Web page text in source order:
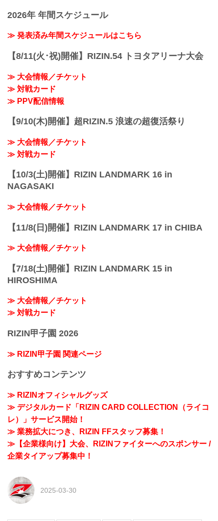
RIZIN.50のご観戦はPPVチケットをお買
さい。
- YouTube
youtu.be
終了予定時間
19:00〜20:00頃
あなぶきアリーナ...
2026年 年間スケジュール
≫ 発表済み年間スケジュールはこちら
【8/11(火･祝)開催】RIZIN.54 トヨタアリーナ大会
≫ 大会情報／チケット
≫ 対戦カード
≫ PPV配信情報
【9/10(木)開催】超RIZIN.5 浪速の超復活祭り
≫ 大会情報／チケット
≫ 対戦カード
【10/3(土)開催】RIZIN LANDMARK 16 in
NAGASAKI
≫ 大会情報／チケット
【11/8(日)開催】RIZIN LANDMARK 17 in CHIBA
≫ 大会情報／チケット
【7/18(土)開催】RIZIN LANDMARK 15 in
HIROSHIMA
≫ 大会情報／チケット
≫ 対戦カード
RIZIN甲子園 2026
≫ RIZIN甲子園 関連ページ
おすすめコンテンツ
≫ RIZINオフィシャルグッズ
≫ デジタルカード「RIZIN CARD COLLECTION（ライコ
レ）」サービス開始！
≫ 業務拡大につき、RIZIN FFスタッフ募集！
≫【企業様向け】大会、RIZINファイターへのスポンサー /
企業タイアップ募集中！
2025-03-30